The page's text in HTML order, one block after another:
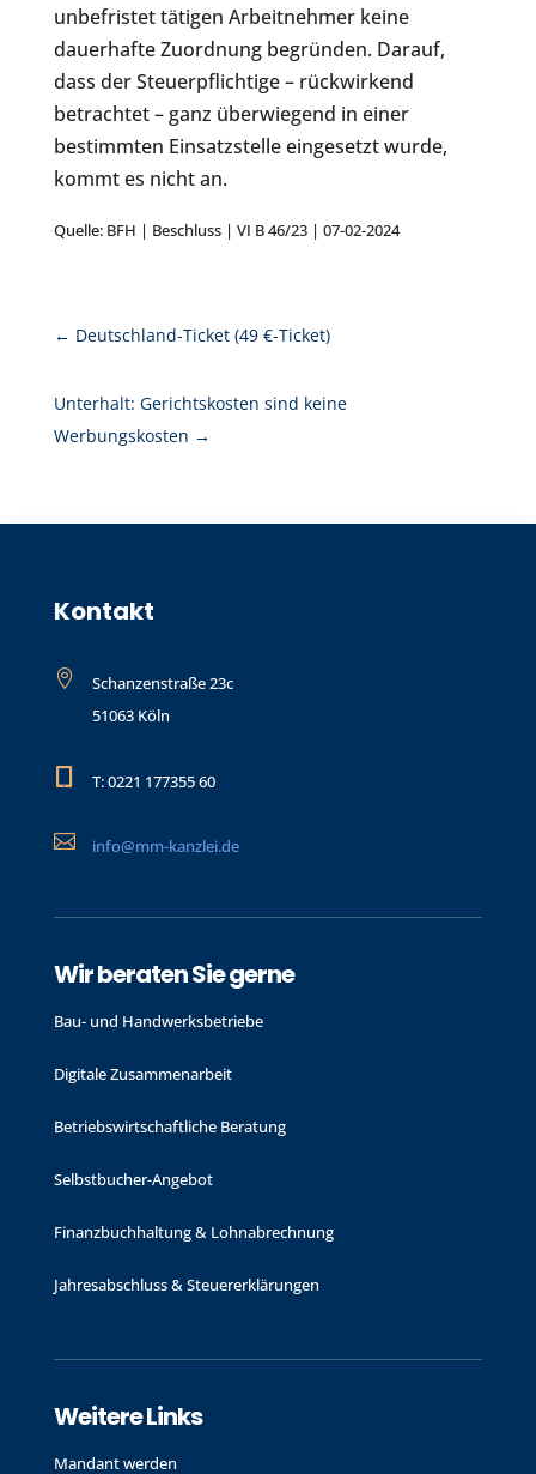
unbefristet tätigen Arbeitnehmer keine
dauerhafte Zuordnung begründen. Darauf,
dass der Steuerpflichtige – rückwirkend
betrachtet – ganz überwiegend in einer
bestimmten Einsatzstelle eingesetzt wurde,
kommt es nicht an.
Quelle: BFH | Beschluss | VI B 46/23 | 07-02-2024
← Deutschland-Ticket (49 €-Ticket)
Unterhalt: Gerichtskosten sind keine
Werbungskosten →
Kontakt

Schanzenstraße 23c
51063 Köln
 T: 0221 177355 60
 info@mm-kanzlei.de
Wir beraten Sie gerne
Bau- und Handwerks­betriebe
Digitale Zusammenarbeit
Betriebswirtschaftliche Beratung
Selbstbucher-Angebot
Finanzbuchhaltung & Lohnabrechnung
Jahres­abschluss & Steuer­erklärungen
Weitere Links
Mandant werden